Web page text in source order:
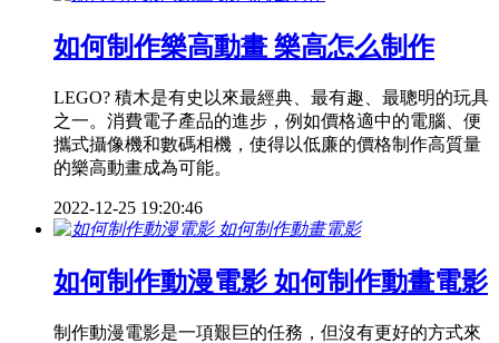
如何制作樂高動畫 樂高怎么制作
LEGO? 積木是有史以來最經典、最有趣、最聰明的玩具
之一。消費電子產品的進步，例如價格適中的電腦、便
攜式攝像機和數碼相機，使得以低廉的價格制作高質量
的樂高動畫成為可能。
2022-12-25 19:20:46
如何制作動漫電影 如何制作動畫電影
制作動漫電影是一項艱巨的任務，但沒有更好的方式來